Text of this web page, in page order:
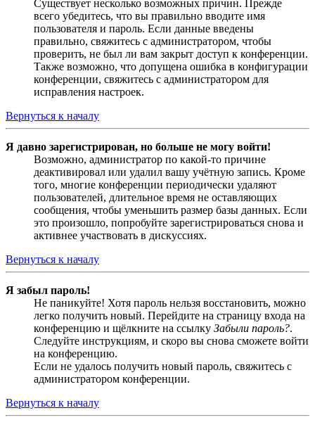
Существует несколько возможных причин. Прежде
всего убедитесь, что вы правильно вводите имя
пользователя и пароль. Если данные введены
правильно, свяжитесь с администратором, чтобы
проверить, не был ли вам закрыт доступ к конференции.
Также возможно, что допущена ошибка в конфигурации
конференции, свяжитесь с администратором для
исправления настроек.
Вернуться к началу
Я давно зарегистрирован, но больше не могу войти!
Возможно, администратор по какой-то причине
деактивировал или удалил вашу учётную запись. Кроме
того, многие конференции периодически удаляют
пользователей, длительное время не оставляющих
сообщения, чтобы уменьшить размер базы данных. Если
это произошло, попробуйте зарегистрироваться снова и
активнее участвовать в дискуссиях.
Вернуться к началу
Я забыл пароль!
Не паникуйте! Хотя пароль нельзя восстановить, можно
легко получить новый. Перейдите на страницу входа на
конференцию и щёлкните на ссылку Забыли пароль?.
Следуйте инструкциям, и скоро вы снова сможете войти
на конференцию.
Если не удалось получить новый пароль, свяжитесь с
администратором конференции.
Вернуться к началу